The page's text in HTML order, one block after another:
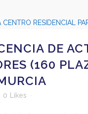
DE
(160
0 Likes